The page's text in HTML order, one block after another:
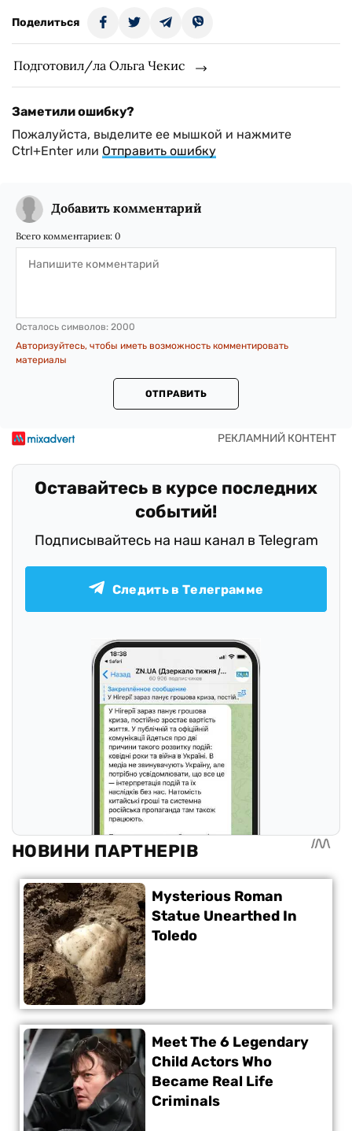
Поделиться
Подготовил/ла Ольга Чекис
Заметили ошибку?
Пожалуйста, выделите ее мышкой и нажмите
Ctrl+Enter или Отправить ошибку
Добавить комментарий
Всего комментариев: 0
Осталось символов: 2000
Авторизуйтесь, чтобы иметь возможность комментировать
материалы
ОТПРАВИТЬ
Оставайтесь в курсе последних
событий!
Подписывайтесь на наш канал в Telegram
Следить в Телеграмме